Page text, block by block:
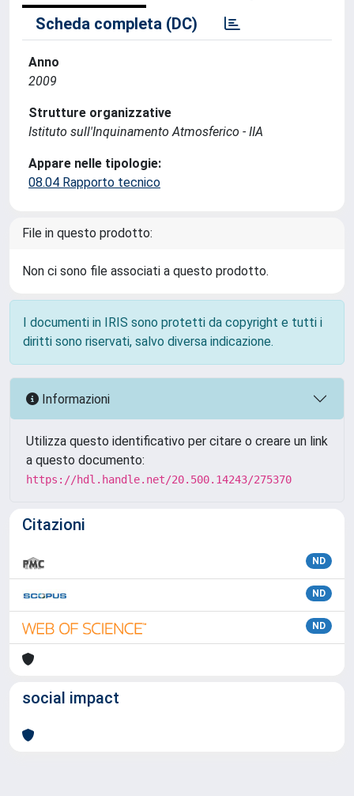
Scheda completa (DC)
Anno
2009
Strutture organizzative
Istituto sull'Inquinamento Atmosferico - IIA
Appare nelle tipologie:
08.04 Rapporto tecnico
File in questo prodotto:
Non ci sono file associati a questo prodotto.
I documenti in IRIS sono protetti da copyright e tutti i
diritti sono riservati, salvo diversa indicazione.
Informazioni
Utilizza questo identificativo per citare o creare un link
a questo documento:
https://hdl.handle.net/20.500.14243/275370
Citazioni
ND
ND
ND
social impact